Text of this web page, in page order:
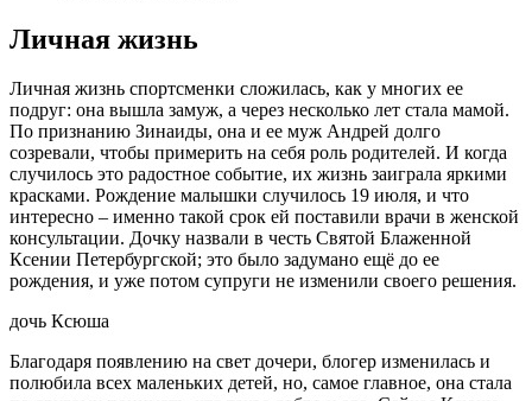
Личная жизнь
Личная жизнь спортсменки сложилась, как у многих ее
подруг: она вышла замуж, а через несколько лет стала мамой.
По признанию Зинаиды, она и ее муж Андрей долго
созревали, чтобы примерить на себя роль родителей. И когда
случилось это радостное событие, их жизнь заиграла яркими
красками. Рождение малышки случилось 19 июля, и что
интересно – именно такой срок ей поставили врачи в женской
консультации. Дочку назвали в честь Святой Блаженной
Ксении Петербургской; это было задумано ещё до ее
рождения, и уже потом супруги не изменили своего решения.
дочь Ксюша
Благодаря появлению на свет дочери, блогер изменилась и
полюбила всех маленьких детей, но, самое главное, она стала